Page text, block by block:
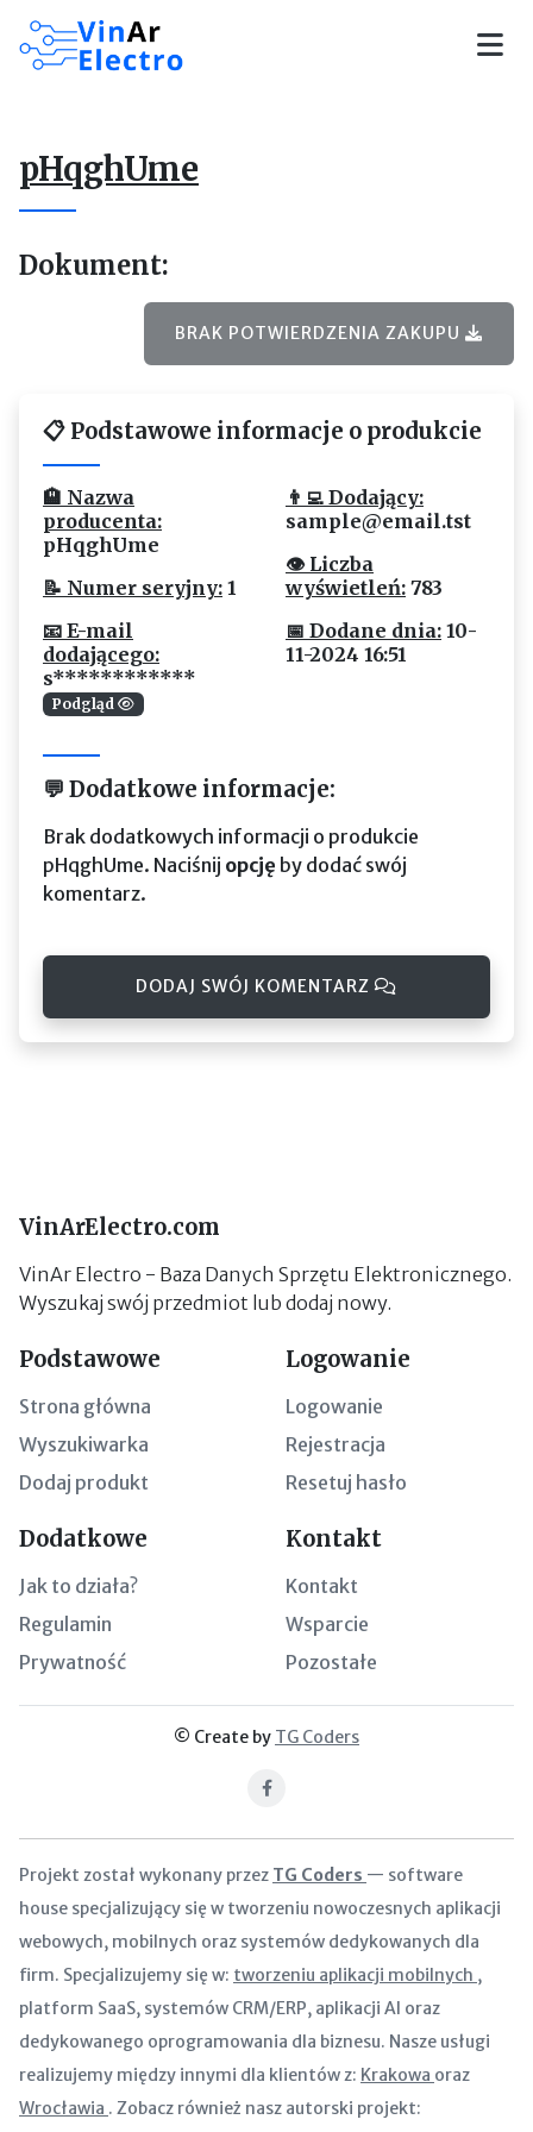
pHqghUme
Dokument:
BRAK POTWIERDZENIA ZAKUPU
📋 Podstawowe informacje o produkcie
🏨 Nazwa
producenta:
pHqghUme
📝 Numer seryjny: 1
📧 E-mail
dodającego:
s************
Podgląd
👨‍💻 Dodający:
sample@email.tst
👁 Liczba
wyświetleń: 783
📅 Dodane dnia: 10-
11-2024 16:51
💬 Dodatkowe informacje:
Brak dodatkowych informacji o produkcie
pHqghUme. Naciśnij opcję by dodać swój
komentarz.
DODAJ SWÓJ KOMENTARZ
VinArElectro.com
VinAr Electro - Baza Danych Sprzętu Elektronicznego.
Wyszukaj swój przedmiot lub dodaj nowy.
Podstawowe
Strona główna
Wyszukiwarka
Dodaj produkt
Logowanie
Logowanie
Rejestracja
Resetuj hasło
Dodatkowe
Jak to działa?
Regulamin
Prywatność
Kontakt
Kontakt
Wsparcie
Pozostałe
© Create by TG Coders
Facebook
Projekt został wykonany przez TG Coders — software
house specjalizujący się w tworzeniu nowoczesnych aplikacji
webowych, mobilnych oraz systemów dedykowanych dla
firm. Specjalizujemy się w: tworzeniu aplikacji mobilnych ,
platform SaaS, systemów CRM/ERP, aplikacji AI oraz
dedykowanego oprogramowania dla biznesu. Nasze usługi
realizujemy między innymi dla klientów z: Krakowa oraz
Wrocławia . Zobacz również nasz autorski projekt: